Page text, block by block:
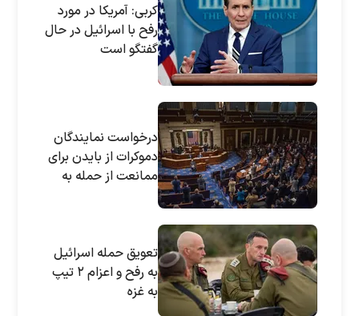
کربی: آمریکا در مورد
رفح با اسرائیل در حال
گفتگو است
درخواست نمایندگان
دموکرات از بایدن برای
ممانعت از حمله به
تعویق حمله اسرائیل
به رفح و اعزام ۲ تیپ
به غزه